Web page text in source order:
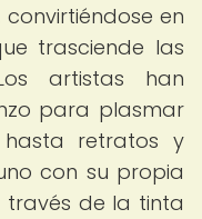
en
trasciende las
artistas han
para plasmar
hasta retratos y
con su propia
través de la tinta